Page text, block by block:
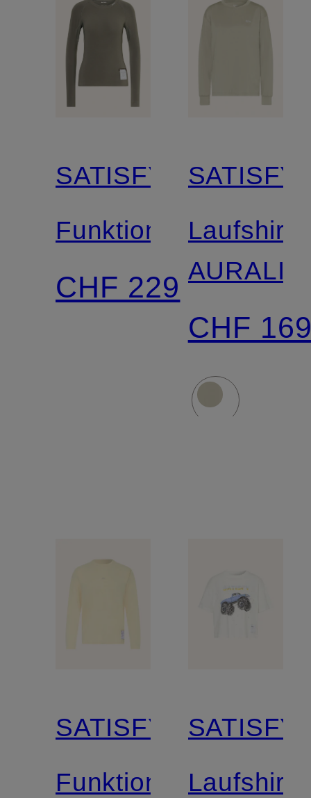
SATISFY
Funktionsshirt
CHF 229
SATISFY
Laufshirt
CHF
SATISFY
Funktionsshirt
SATISFY
Laufshirt